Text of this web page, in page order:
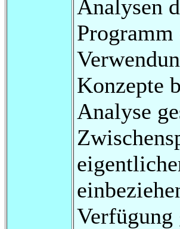
Analysen
Konzepte
Analyse
Verfügung